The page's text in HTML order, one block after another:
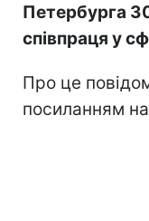
Петербурга
співпраця у
Про це
посиланням